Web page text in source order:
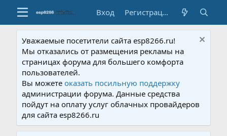
Вход Регистрация
Уважаемые посетители сайта esp8266.ru!
Мы отказались от размещения рекламы на
страницах форума для большего комфорта
пользователей.
Вы можетеоказать посильную поддержку
администрации форума. Данные средства
пойдут на оплату услуг облачных провайдеров
для сайта esp8266.ru